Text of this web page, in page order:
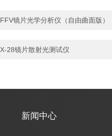
FFV镜片光学分析仪（自由曲面版）
X-28镜片散射光测试仪
新闻中心